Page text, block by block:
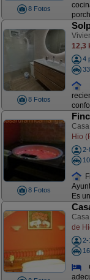
8 Fotos
8 Fotos
12,3
4
8 Fotos
Hio
2-
Es
de
2-